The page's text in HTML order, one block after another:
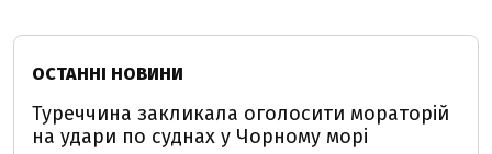
ОСТАННІ НОВИНИ
Туреччина закликала оголосити мораторій
на удари по суднах у Чорному морі